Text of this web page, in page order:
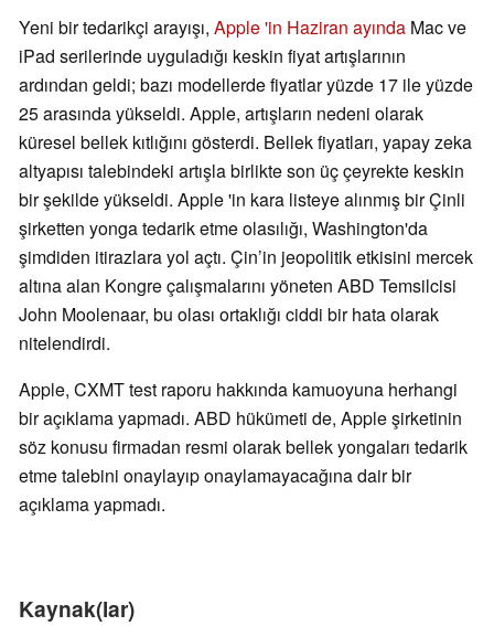
Yeni bir tedarikçi arayışı, Apple 'in Haziran ayında Mac ve
iPad serilerinde uyguladığı keskin fiyat artışlarının
ardından geldi; bazı modellerde fiyatlar yüzde 17 ile yüzde
25 arasında yükseldi. Apple, artışların nedeni olarak
küresel bellek kıtlığını gösterdi. Bellek fiyatları, yapay zeka
altyapısı talebindeki artışla birlikte son üç çeyrekte keskin
bir şekilde yükseldi. Apple 'in kara listeye alınmış bir Çinli
şirketten yonga tedarik etme olasılığı, Washington'da
şimdiden itirazlara yol açtı. Çin’in jeopolitik etkisini mercek
altına alan Kongre çalışmalarını yöneten ABD Temsilcisi
John Moolenaar, bu olası ortaklığı ciddi bir hata olarak
nitelendirdi.
Apple, CXMT test raporu hakkında kamuoyuna herhangi
bir açıklama yapmadı. ABD hükümeti de, Apple şirketinin
söz konusu firmadan resmi olarak bellek yongaları tedarik
etme talebini onaylayıp onaylamayacağına dair bir
açıklama yapmadı.
Kaynak(lar)